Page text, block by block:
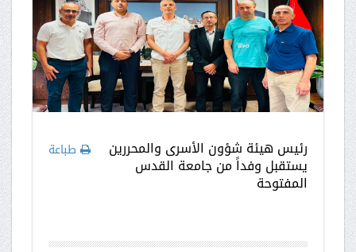
طباعة رئيس هيئة شؤون الأسرى والمحررين
يستقبل وفداً من جامعة القدس
المفتوحة